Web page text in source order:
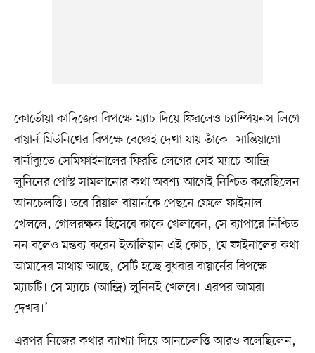
কোর্তোয়া কাদিজের বিপক্ষে ম্যাচ দিয়ে ফিরলেও চ্যাম্পিয়নস লিগে
বায়ার্ন মিউনিখের বিপক্ষে বেঞ্চেই দেখা যায় তাঁকে। সান্তিয়াগো
বার্নাব্যুতে সেমিফাইনালের ফিরতি লেগের সেই ম্যাচে আন্দ্রি
লুনিনের পোস্ট সামলানোর কথা অবশ্য আগেই নিশ্চিত করেছিলেন
আনচেলত্তি। তবে রিয়াল বায়ার্নকে পেছনে ফেলে ফাইনাল
খেললে, গোলরক্ষক হিসেবে কাকে খেলাবেন, সে ব্যাপারে নিশ্চিত
নন বলেও মন্তব্য করেন ইতালিয়ান এই কোচ, ‘যে ফাইনালের কথা
আমাদের মাথায় আছে, সেটি হচ্ছে বুধবার বায়ার্নের বিপক্ষে
ম্যাচটি। সে ম্যাচে (আন্দ্রি) লুনিনই খেলবে। এরপর আমরা
দেখব।’
এরপর নিজের কথার ব্যাখ্যা দিয়ে আনচেলত্তি আরও বলেছিলেন,